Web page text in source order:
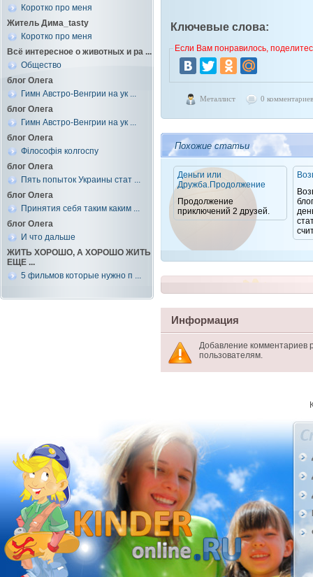
Коротко про меня
Житель Дима_tasty
Коротко про меня
Всё интересное о животных и ра ...
Общество
блог Олега
Гимн Австро-Венгрии на ук ...
блог Олега
Гимн Австро-Венгрии на ук ...
блог Олега
Філософія колгоспу
блог Олега
Пять попыток Украины стат ...
блог Олега
Принятия себя таким каким ...
блог Олега
И что дальше
ЖИТЬ ХОРОШО, А ХОРОШО ЖИТЬ
ЕЩЕ ...
5 фильмов которые нужно п ...
Ключевые слова:
Если Вам понравилось,
Металлист 0 комментариев
Похожие статьи
Деньги или
Дружба.Продолжение
Продолжение
приключений 2 друзей.
Информация
Добавление комментариев
пользователям.